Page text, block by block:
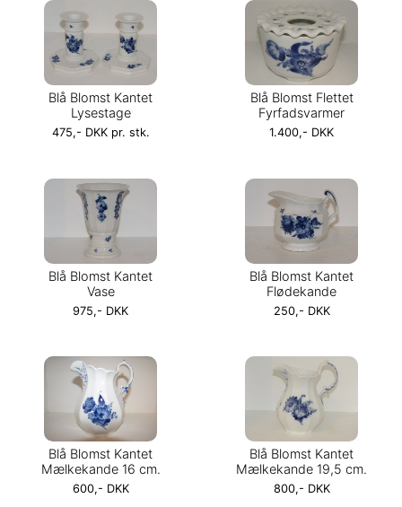
Blå Blomst Kantet
Lysestage
475,- DKK pr. stk.
Blå Blomst Flettet
Fyrfadsvarmer
1.400,- DKK
Blå Blomst Kantet
Vase
975,- DKK
Blå Blomst Kantet
Flødekande
250,- DKK
Blå Blomst Kantet
Mælkekande 16 cm.
600,- DKK
Blå Blomst Kantet
Mælkekande 19,5 cm.
800,- DKK